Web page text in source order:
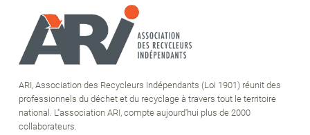
ARI, Association des Recycleurs Indépendants (Loi 1901) réunit des
professionnels du déchet et du recyclage à travers tout le territoire
national. L''association ARI, compte aujourd'hui plus de 2000
collaborateurs.